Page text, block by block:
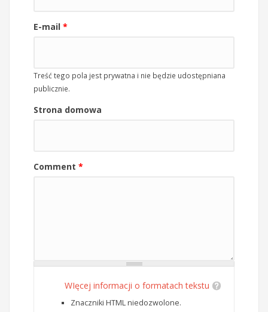
E-mail *
Treść tego pola jest prywatna i nie będzie udostępniana
publicznie.
Strona domowa
Comment *
WIęcej informacji o formatach tekstu
Znaczniki HTML niedozwolone.